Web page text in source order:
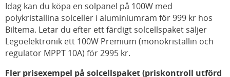
Idag kan du köpa en solpanel på 100W med
polykristallina solceller i aluminiumram för 999 kr hos
Biltema. Letar du efter ett färdigt solcellspaket säljer
Legoelektronik ett 100W Premium (monokristallin och
regulator MPPT 10A) för 2995 kr.
Fler prisexempel på solcellspaket (priskontroll utförd